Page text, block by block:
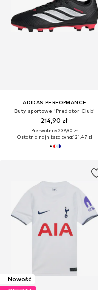
ADIDAS PERFORMANCE
Buty sportowe 'Predator Club'
214,90 zł
Pierwotnie: 239,90 zł
Ostatnia najniższa cena:121,47 zł
Nowość